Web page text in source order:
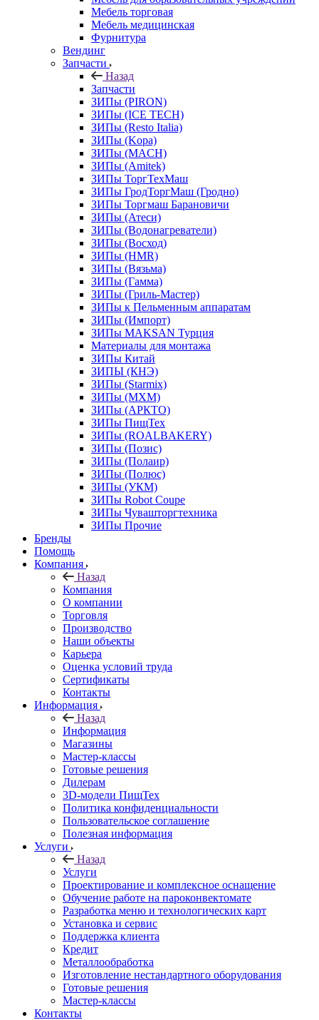
Мебель торговая
Мебель медицинская
Фурнитура
Вендинг
Запчасти
Назад
Запчасти
ЗИПы (PIRON)
ЗИПы (ICE TECH)
ЗИПы (Resto Italia)
ЗИПы (Kopa)
ЗИПы (MACH)
ЗИПы (Amitek)
ЗИПы ТоргТехМаш
ЗИПы ГродТоргМаш (Гродно)
ЗИПы Торгмаш Барановичи
ЗИПы (Атеси)
ЗИПы (Водонагреватели)
ЗИПы (Восход)
ЗИПы (HMR)
ЗИПы (Вязьма)
ЗИПы (Гамма)
ЗИПы (Гриль-Мастер)
ЗИПы к Пельменным аппаратам
ЗИПы (Импорт)
ЗИПы MAKSAN Турция
Материалы для монтажа
ЗИПы Китай
ЗИПЫ (КНЭ)
ЗИПы (Starmix)
ЗИПы (МХМ)
ЗИПы (АРКТО)
ЗИПы ПищТех
ЗИПы (ROALBAKERY)
ЗИПы (Позис)
ЗИПы (Полаир)
ЗИПы (Полюс)
ЗИПы (УКМ)
ЗИПы Robot Coupe
ЗИПы Чувашторгтехника
ЗИПы Прочие
Бренды
Помощь
Компания
Назад
Компания
О компании
Торговля
Производство
Наши объекты
Карьера
Оценка условий труда
Сертификаты
Контакты
Информация
Назад
Информация
Магазины
Мастер-классы
Готовые решения
Дилерам
3D-модели ПищТех
Политика конфиденциальности
Пользовательское соглашение
Полезная информация
Услуги
Назад
Услуги
Проектирование и комплексное оснащение
Обучение работе на пароконвектомате
Разработка меню и технологических карт
Установка и сервис
Поддержка клиента
Кредит
Металлообработка
Изготовление нестандартного оборудования
Готовые решения
Мастер-классы
Контакты